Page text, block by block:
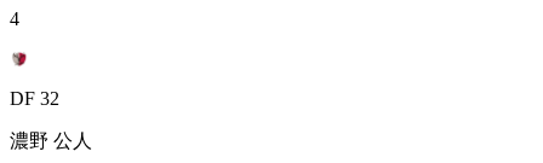
4
DF 32
濃野 公人